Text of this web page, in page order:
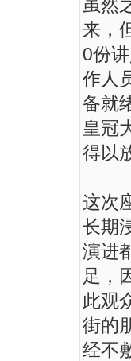
虽然
来，
0份
作人
备就
皇冠
得以
这次
长期
演进
足，
此观
街的
经不